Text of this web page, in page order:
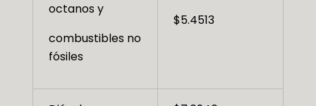
octanos y
combustibles no
fósiles
$5.4513